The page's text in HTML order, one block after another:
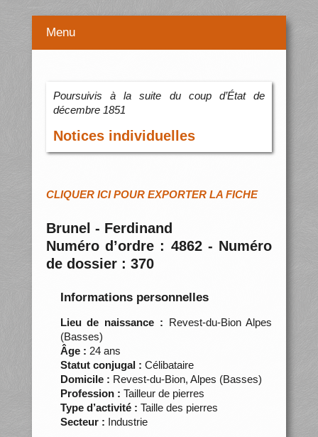
Menu
Poursuivis à la suite du coup d’État de
décembre 1851
Notices individuelles
CLIQUER ICI POUR EXPORTER LA FICHE
Brunel - Ferdinand
Numéro d’ordre : 4862 - Numéro
de dossier : 370
Informations personnelles
Lieu de naissance : Revest-du-Bion Alpes
(Basses)
Âge : 24 ans
Statut conjugal : Célibataire
Domicile : Revest-du-Bion, Alpes (Basses)
Profession : Tailleur de pierres
Type d’activité : Taille des pierres
Secteur : Industrie